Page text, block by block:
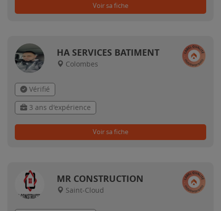
Voir sa fiche
HA SERVICES BATIMENT
Colombes
Vérifié
3 ans d'expérience
Voir sa fiche
MR CONSTRUCTION
Saint-Cloud